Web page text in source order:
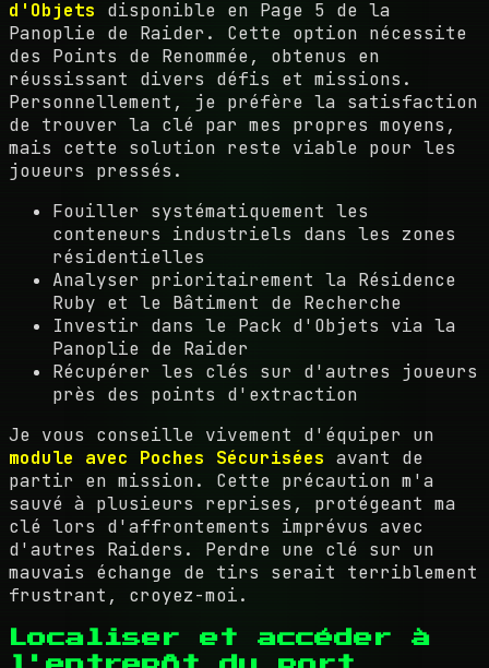
d'Objets disponible en Page 5 de la
Panoplie de Raider. Cette option nécessite
des Points de Renommée, obtenus en
réussissant divers défis et missions.
Personnellement, je préfère la satisfaction
de trouver la clé par mes propres moyens,
mais cette solution reste viable pour les
joueurs pressés.
Fouiller systématiquement les
conteneurs industriels dans les zones
résidentielles
Analyser prioritairement la Résidence
Ruby et le Bâtiment de Recherche
Investir dans le Pack d'Objets via la
Panoplie de Raider
Récupérer les clés sur d'autres joueurs
près des points d'extraction
Je vous conseille vivement d'équiper un
module avec Poches Sécurisées avant de
partir en mission. Cette précaution m'a
sauvé à plusieurs reprises, protégeant ma
clé lors d'affrontements imprévus avec
d'autres Raiders. Perdre une clé sur un
mauvais échange de tirs serait terriblement
frustrant, croyez-moi.
Localiser et accéder à
l'entrepôt du port